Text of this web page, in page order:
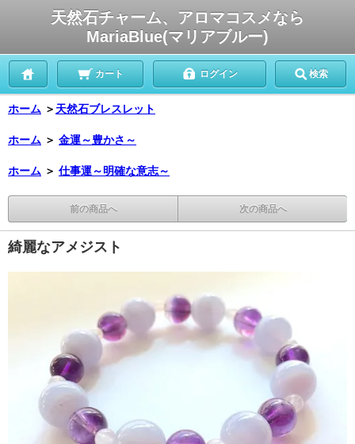
天然石チャーム、アロマコスメなら
MariaBlue(マリアブルー)
カート ログイン 検索
ホーム ＞ 天然石ブレスレット
ホーム ＞ 金運～豊かさ～
ホーム ＞ 仕事運～明確な意志～
前の商品へ 次の商品へ
綺麗なアメジスト